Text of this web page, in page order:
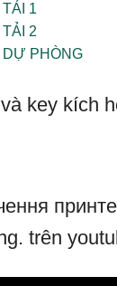
TẢI 1
TẢI 2
DỰ PHÒNG
key kích
trên